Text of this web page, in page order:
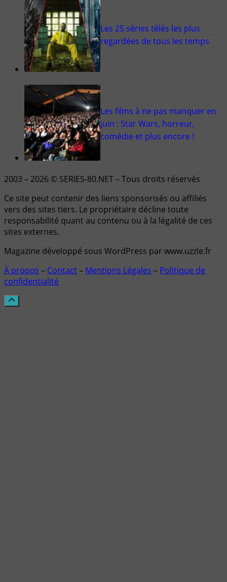
Les 25 séries télés les plus
regardées de tous les temps
Les films à ne pas manquer en
juin : Star Wars, horreur,
comédie et plus encore !
2003 – 2026 © SERIES-80.NET – Tous droits réservés
Ce site peut contenir des liens sponsorisés ou affiliés
vers des sites tiers. Le propriétaire décline toute
responsabilité quant au contenu ou à la légalité de ces
sites externes.
Magazine développé sous WordPress par www.uzzle.fr
À propos – Contact– Mentions Légales – Politique de
confidentialité